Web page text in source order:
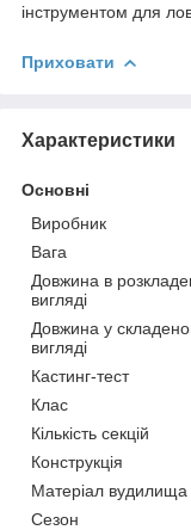
інструментом для
Приховати
Характеристики
Основні
Виробник
Вага
Довжина в
вигляді
Довжина у
вигляді
Кастинг-тест
Клас
Кількість секцій
Конструкція
Матеріал вудилища
Сезон